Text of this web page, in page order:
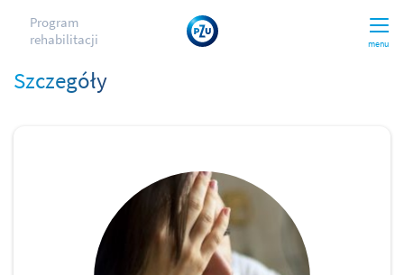
menu
Program
rehabilitacji
Szczegóły